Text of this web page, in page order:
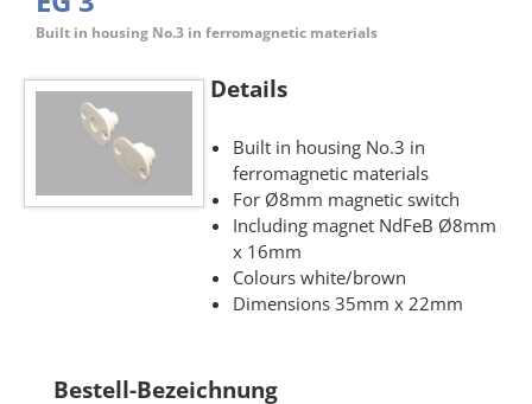
Built in housing No.3 in ferromagnetic materials
Details
Built in housing No.3 in
ferromagnetic materials
For Ø8mm magnetic switch
Including magnet NdFeB Ø8mm
x 16mm
Colours white/brown
Dimensions 35mm x 22mm
Bestell-Bezeichnung